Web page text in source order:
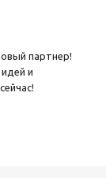
партнер!
и